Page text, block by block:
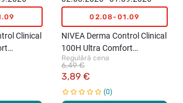
Clinical
02.08-01.09
NIVEA Derma Control Clinical
100H Ultra Comfort
antiperspirants-zīmulis
sievietēm, 50ml
Regulārā cena
3,89 €
6,49 €
0